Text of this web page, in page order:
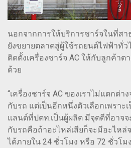
นอกจากการให้บริการชาร์จในที่ส
ยังขยายตลาดสู่ผู้ใช้รถยนต์ไฟฟ้าทั่ว
ติดตั้งเครื่องชาร์จ AC ให้กับลูกค้า
ด้วย
“เครื่องชาร์จ AC ของเราไม่แตกต่า
กับรถ แต่เป็นอีกหนึ่งตัวเลือกเพราะ
แลนด์ที่ปตท.เป็นผู้ผลิต มีจุดดีที่อาจจ
กับรถคือถ้าอะไหล่เสียก็จะมีอะไหล่
ได้ภายใน 24 ชั่วโมง หรือ 72 ชั่วโ